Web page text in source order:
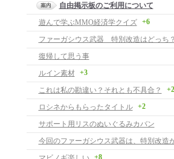
自由掲示板のご利用について
遊んで学ぶMMO経済学クイズ
+6
ファーガシウス武器 特別改造はどっち
復帰して思う事
ルイン素材
+3
これは私の勘違い？それとも不具合？ +2
ロシネからもらったタイトル +2
サポート用リスのぬいぐるみカバン
今回のファーガシウス武器は、特別改造
+8